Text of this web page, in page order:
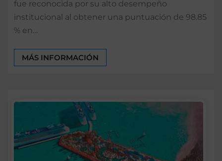
fue reconocida por su alto desempeño
institucional al obtener una puntuación de 98.85
% en…
MÁS INFORMACIÓN